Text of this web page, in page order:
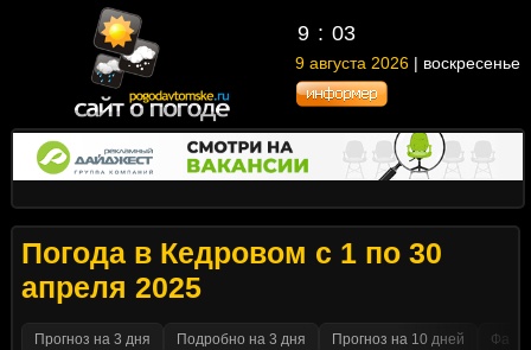
9 03
9 августа 2026 | воскресенье
Погода в Кедровом с 1 по 30
апреля 2025
Прогноз на 3 дня Подробно на 3 дня Прогноз на 10 дней